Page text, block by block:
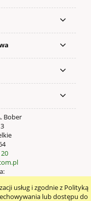
usług i zgodnie z Polityką
lub dostępu do
Bober
strony